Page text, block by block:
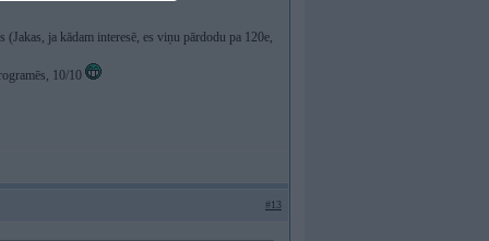
ja kādam interesē, es viņu pārdodu pa 120e,
10/10
#13